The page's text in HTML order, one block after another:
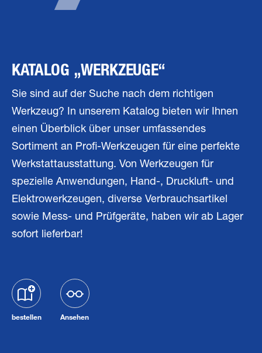
KATALOG „WERKZEUGE“
Sie sind auf der Suche nach dem richtigen
Werkzeug? In unserem Katalog bieten wir Ihnen
einen Überblick über unser umfassendes
Sortiment an Profi-Werkzeugen für eine perfekte
Werkstattausstattung. Von Werkzeugen für
spezielle Anwendungen, Hand-, Druckluft- und
Elektrowerkzeugen, diverse Verbrauchsartikel
sowie Mess- und Prüfgeräte, haben wir ab Lager
sofort lieferbar!
bestellen Ansehen